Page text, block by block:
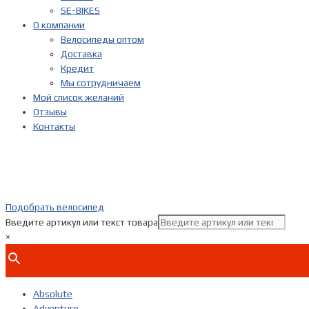
SE-BIKES
О компании
Велосипеды оптом
Доставка
Кредит
Мы сотрудничаем
Мой список желаний
Отзывы
Контакты
Подобрать велосипед
Введите артикул или текст товара
×
Absolute